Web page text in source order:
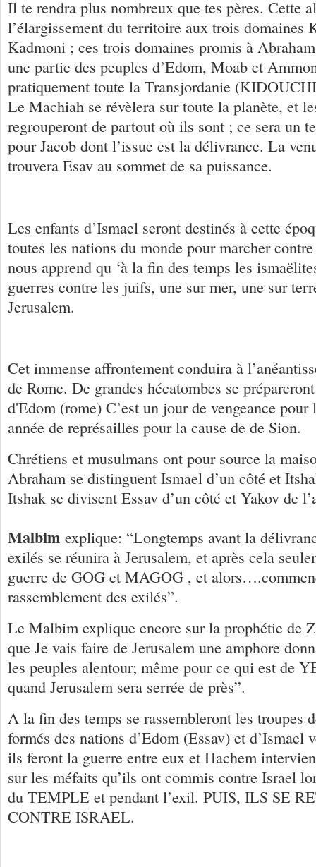
Il te rendra plus nombreux que tes pères. Cette
l’élargissement du territoire aux trois
Kadmoni ; ces trois domaines promis à
une partie des peuples d’Edom, Moab et
pratiquement toute la Transjordanie
Le Machiah se révèlera sur toute la planète, et
regrouperont de partout où ils sont ; ce sera un
pour Jacob dont l’issue est la délivrance. La
trouvera Esav au sommet de sa puissance.
Les enfants d’Ismael seront destinés à cette
toutes les nations du monde pour marcher
nous apprend qu ‘à la fin des temps les
guerres contre les juifs, une sur mer, une sur
Jerusalem.
Cet immense affrontement conduira à
de Rome. De grandes hécatombes se
d'Edom (rome) C’est un jour de vengeance pour
année de représailles pour la cause de de Sion.
Chrétiens et musulmans ont pour source la
Abraham se distinguent Ismael d’un côté et
Itshak se divisent Essav d’un côté et Yakov de
Malbim explique: “Longtemps avant la
exilés se réunira à Jerusalem, et après cela
guerre de GOG et MAGOG , et
rassemblement des exilés”.
Le Malbim explique encore sur la prophétie
que Je vais faire de Jerusalem une amphore
les peuples alentour; même pour ce qui est de
quand Jerusalem sera serrée de près”.
A la fin des temps se rassembleront les troupes
formés des nations d’Edom (Essav) et d’Ismael
ils feront la guerre entre eux et Hachem
sur les méfaits qu’ils ont commis contre Israel
du TEMPLE et pendant l’exil. PUIS, ILS SE
CONTRE ISRAEL.